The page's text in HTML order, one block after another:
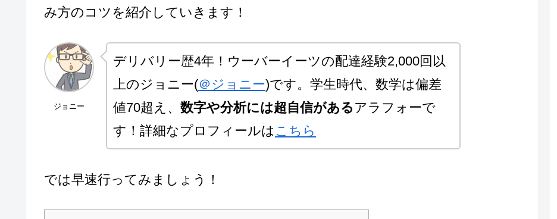
み方のコツを紹介していきます！
ジョニー
デリバリー歴4年！ウーバーイーツの配達経験2,000回以
上のジョニー(＠ジョニー)です。学生時代、数学は偏差
値70超え、 数字や分析には超自信がある アラフォーで
す！詳細なプロフィールは こちら
では早速行ってみましょう！